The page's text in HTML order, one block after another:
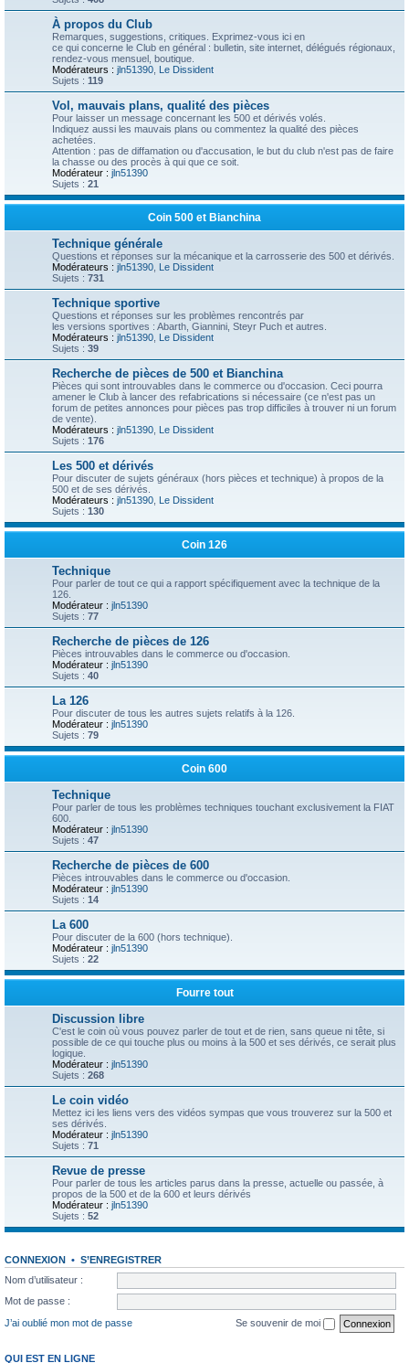
À propos du Club
Remarques, suggestions, critiques. Exprimez-vous ici en
ce qui concerne le Club en général : bulletin, site internet, délégués régionaux,
rendez-vous mensuel, boutique.
Modérateurs : jln51390 Le Dissident
Sujets : 119
Vol, mauvais plans, qualité des pièces
Pour laisser un message concernant les 500 et dérivés volés.
Indiquez aussi les mauvais plans ou commentez la qualité des pièces
achetées.
Attention : pas de diffamation ou d'accusation, le but du club n'est pas de faire
la chasse ou des procès à qui que ce soit.
Modérateur : jln51390
Sujets : 21
Coin 500 et Bianchina
Technique générale
Questions et réponses sur la mécanique et la carrosserie des 500 et dérivés.
Modérateurs : jln51390 Le Dissident
Sujets : 731
Technique sportive
Questions et réponses sur les problèmes rencontrés par
les versions sportives : Abarth, Giannini, Steyr Puch et autres.
Modérateurs : jln51390 Le Dissident
Sujets : 39
Recherche de pièces de 500 et Bianchina
Pièces qui sont introuvables dans le commerce ou d'occasion. Ceci pourra
amener le Club à lancer des refabrications si nécessaire (ce n'est pas un
forum de petites annonces pour pièces pas trop difficiles à trouver ni un forum
de vente).
Modérateurs : jln51390 Le Dissident
Sujets : 176
Les 500 et dérivés
Pour discuter de sujets généraux (hors pièces et technique) à propos de la
500 et de ses dérivés.
Modérateurs : jln51390 Le Dissident
Sujets : 130
Coin 126
Technique
Pour parler de tout ce qui a rapport spécifiquement avec la technique de la
126.
Modérateur : jln51390
Sujets : 77
Recherche de pièces de 126
Pièces introuvables dans le commerce ou d'occasion.
Modérateur : jln51390
Sujets : 40
La 126
Pour discuter de tous les autres sujets relatifs à la 126.
Modérateur : jln51390
Sujets : 79
Coin 600
Technique
Pour parler de tous les problèmes techniques touchant exclusivement la FIAT
600.
Modérateur : jln51390
Sujets : 47
Recherche de pièces de 600
Pièces introuvables dans le commerce ou d'occasion.
Modérateur : jln51390
Sujets : 14
La 600
Pour discuter de la 600 (hors technique).
Modérateur : jln51390
Sujets : 22
Fourre tout
Discussion libre
C'est le coin où vous pouvez parler de tout et de rien, sans queue ni tête, si
possible de ce qui touche plus ou moins à la 500 et ses dérivés, ce serait plus
logique.
Modérateur : jln51390
Sujets : 268
Le coin vidéo
Mettez ici les liens vers des vidéos sympas que vous trouverez sur la 500 et
ses dérivés.
Modérateur : jln51390
Sujets : 71
Revue de presse
Pour parler de tous les articles parus dans la presse, actuelle ou passée, à
propos de la 500 et de la 600 et leurs dérivés
Modérateur : jln51390
Sujets : 52
CONNEXION • S’ENREGISTRER
Nom d’utilisateur :
Mot de passe :
J’ai oublié mon mot de passe
Se souvenir de moi
QUI EST EN LIGNE